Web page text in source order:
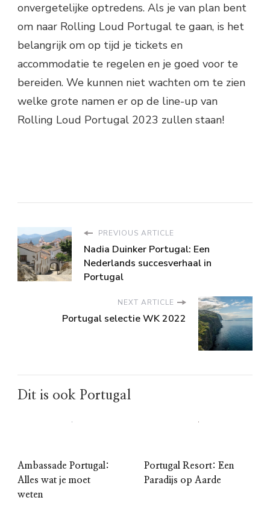
onvergetelijke optredens. Als je van plan bent
om naar Rolling Loud Portugal te gaan, is het
belangrijk om op tijd je tickets en
accommodatie te regelen en je goed voor te
bereiden. We kunnen niet wachten om te zien
welke grote namen er op de line-up van
Rolling Loud Portugal 2023 zullen staan!
PREVIOUS ARTICLE
Nadia Duinker Portugal: Een
Nederlands succesverhaal in
Portugal
NEXT ARTICLE
Portugal selectie WK 2022
Dit is ook Portugal
Ambassade Portugal:
Alles wat je moet
weten
Portugal Resort: Een
Paradijs op Aarde